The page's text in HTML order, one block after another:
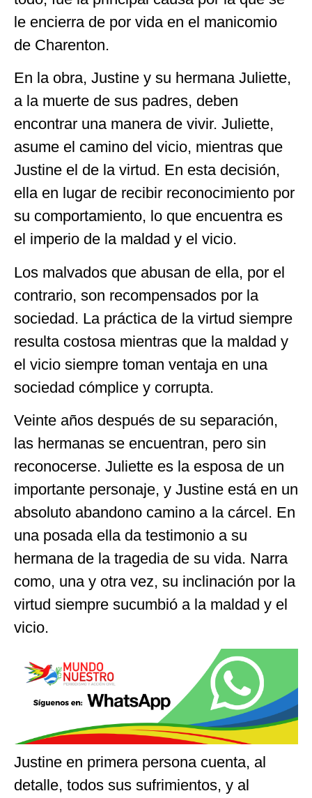
le encierra de por vida en el manicomio
de Charenton.
En la obra, Justine y su hermana Juliette,
a la muerte de sus padres, deben
encontrar una manera de vivir. Juliette,
asume el camino del vicio, mientras que
Justine el de la virtud. En esta decisión,
ella en lugar de recibir reconocimiento por
su comportamiento, lo que encuentra es
el imperio de la maldad y el vicio.
Los malvados que abusan de ella, por el
contrario, son recompensados por la
sociedad. La práctica de la virtud siempre
resulta costosa mientras que la maldad y
el vicio siempre toman ventaja en una
sociedad cómplice y corrupta.
Veinte años después de su separación,
las hermanas se encuentran, pero sin
reconocerse. Juliette es la esposa de un
importante personaje, y Justine está en un
absoluto abandono camino a la cárcel. En
una posada ella da testimonio a su
hermana de la tragedia de su vida. Narra
como, una y otra vez, su inclinación por la
virtud siempre sucumbió a la maldad y el
vicio.
Justine en primera persona cuenta, al
detalle, todos sus sufrimientos, y al